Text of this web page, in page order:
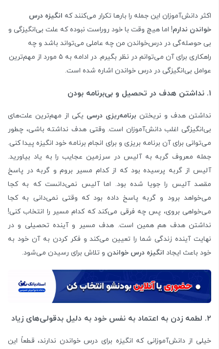
اکثر دانش‌آموزان این جمله را بارها تکرار می‌کنند که انگیزه درس
خواندن ندارم! اما هیچ وقت با خود روراست نبوده که علت بی‌انگیزگی و
بی حوصله‌گی در درس‌خواندن من چه عاملی می‌تواند باشد و چه
راهکاری برای آن می‌توانم در نظر بگیرم. در ادامه به ۵ مورد از مهم‌ترین
عوامل بی‌انگیزگی در درس‌ خواندن اشاره شده است.
۱. نداشتن هدف در تحصیل و بی‌برنامه بودن
نداشتن هدف و نریختن برنامه‌ریزی درسی یکی از مهم‌ترین علت‌های
بی‌انگیزگی اغلب دانش‌آموزان است. وقتی هدف نداشته باشی، چطور
می‌توانی برای آن برنامه بریزی و برای انجام برنامه خود انگیزه پیدا کنی.
جمله معروف گربه به آلیس در سرزمین عجایب را به یاد بیاورید.
آلیس از گربه پرسیده بود که از کدام مسیر بروم و گربه در پاسخ
مقصد آلیس را جویا شده بود. اما آلیس نمی‌دانست که به کجا
می‌خواهد برود و گربه پاسخ داده بود که وقتی نمی‌دانی به کجا
می‌خواهی بروی، پس چه فرقی می‌کند که کدام مسیر را انتخاب کنی!
نداشتن هدف هم همین است. هدف مسیر و آینده تحصیلی و در
نهایت آینده زندگی شما را تعیین می‌کند و فکر کردن به آن خود به
خود باعث ایجاد انگیزه درس خواندن و تلاش برای رسیدن می‌شود.
۲. لطمه زدن به اعتماد به نفس خود به دلیل بدقولی‌های زیاد
خیلی از دانش‌آموزانی که انگیزه برای درس خواندن ندارند، قطعاً این